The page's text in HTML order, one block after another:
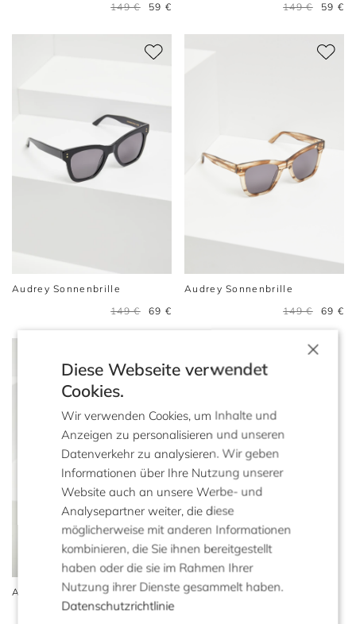
149 €
59 €
149 €
59 €
Audrey Sonnenbrille
149 €
69 €
Audrey Sonnenbrille
149 €
69 €
Audrey Sonnenbrille
149 €
69 €
×
Diese Webseite verwendet
Cookies.
Wir verwenden Cookies, um Inhalte und
Anzeigen zu personalisieren und unseren
Datenverkehr zu analysieren. Wir geben
Informationen über Ihre Nutzung unserer
Website auch an unsere Werbe- und
Analysepartner weiter, die diese
möglicherweise mit anderen Informationen
kombinieren, die Sie ihnen bereitgestellt
haben oder die sie im Rahmen Ihrer
Nutzung ihrer Dienste gesammelt haben.
Datenschutzrichtlinie